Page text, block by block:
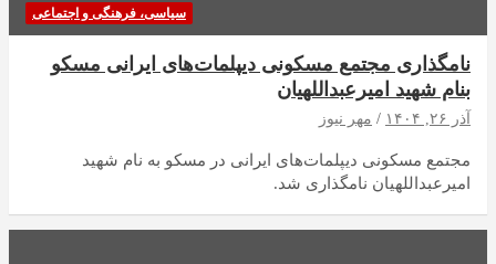
سیاسی، فرهنگی و اجتماعی
نامگذاری مجتمع مسکونی دیپلمات‌های ایرانی مسکو
بنام شهید امیرعبداللهیان
آذر ۲۶, ۱۴۰۴ مهر نیوز
مجتمع مسکونی دیپلمات‌های ایرانی در مسکو به نام شهید
امیرعبداللهیان نامگذاری شد.